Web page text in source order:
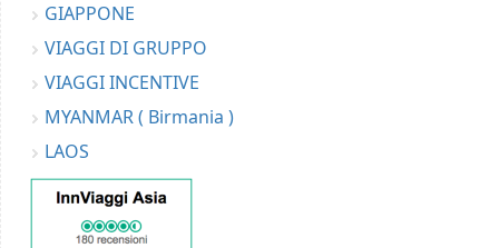
GIAPPONE
VIAGGI DI GRUPPO
VIAGGI INCENTIVE
MYANMAR ( Birmania )
LAOS